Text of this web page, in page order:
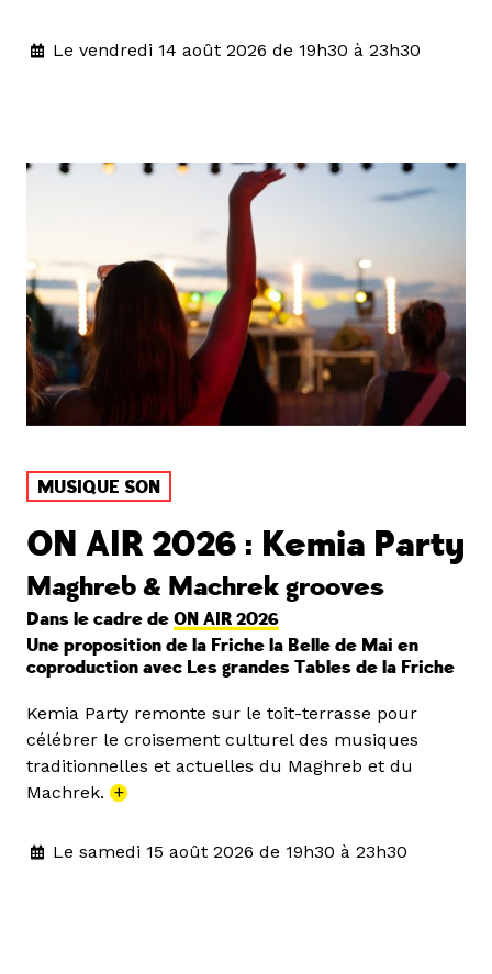
Le vendredi 14 août 2026 de 19h30 à 23h30
MUSIQUE SON
ON AIR 2026 : Kemia Party
Maghreb & Machrek grooves
Dans le cadre de ON AIR 2026
Une proposition de la Friche la Belle de Mai en
coproduction avec Les grandes Tables de la Friche
Kemia Party remonte sur le toit-terrasse pour
célébrer le croisement culturel des musiques
traditionnelles et actuelles du Maghreb et du
Machrek. +
Le samedi 15 août 2026 de 19h30 à 23h30